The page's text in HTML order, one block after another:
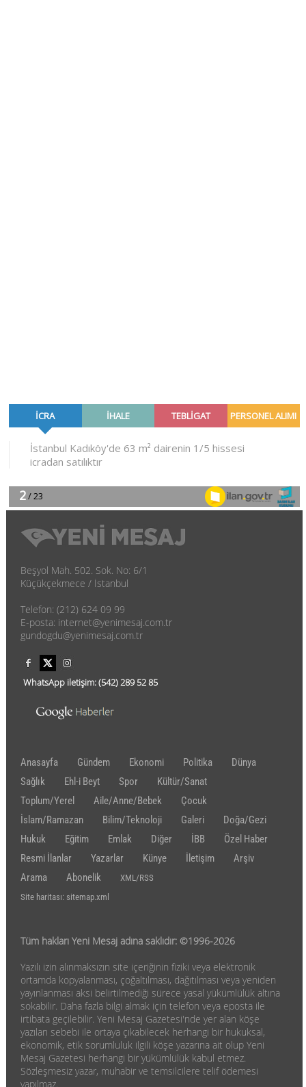
Beşyol Mah. 502. Sok. No: 6/1
Küçükçekmece / İstanbul
Telefon: (212) 624 09 99
E-posta: internet@yenimesaj.com.tr
gundogdu@yenimesaj.com.tr
WhatsApp iletişim:(542)289 52 85
Anasayfa Gündem Ekonomi Politika
Dünya
Sağlık
Ehl-i Beyt Spor
Kültür/Sanat
Toplum/Yerel
Aile/Anne/Bebek
Çocuk
İslam/Ramazan
Bilim/Teknoloji Galeri
Doğa/Gezi
Hukuk
Eğitim Emlak Diğer İBB
Özel Haber
Resmi İlanlar
Yazarlar Künye İletişim
Arşiv
Arama
Abonelik
XML/RSS
Site haritası: sitemap.xml
Tüm hakları Yeni Mesaj adına saklıdır: ©1996-2026
Yazılı izin alınmaksızın site içeriğinin fiziki veya elektronik
ortamda kopyalanması, çoğaltılması, dağıtılması veya yeniden
yayınlanması aksi belirtilmediği sürece yasal yükümlülük altına
sokabilir. Daha fazla bilgi almak için telefon veya eposta ile
irtibata geçilebilir. Yeni Mesaj Gazetesi'nde yer alan köşe
yazıları sebebi ile ortaya çıkabilecek herhangi bir hukuksal,
ekonomik, etik sorumluluk ilgili köşe yazarına ait olup Yeni
Mesaj Gazetesi herhangi bir yükümlülük kabul etmez.
Sözleşmesiz yazar, muhabir ve temsilcilere telif ödemesi
yapılmaz.